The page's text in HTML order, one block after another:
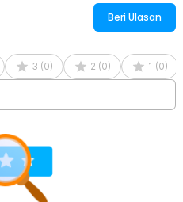
Beri Ulasan
3 (0) 2 (0) 1 (0)